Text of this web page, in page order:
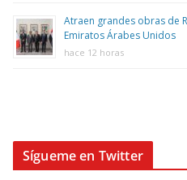
Atraen grandes obras de
Emiratos Árabes Unidos
hace 12 horas
Sígueme en Twitter